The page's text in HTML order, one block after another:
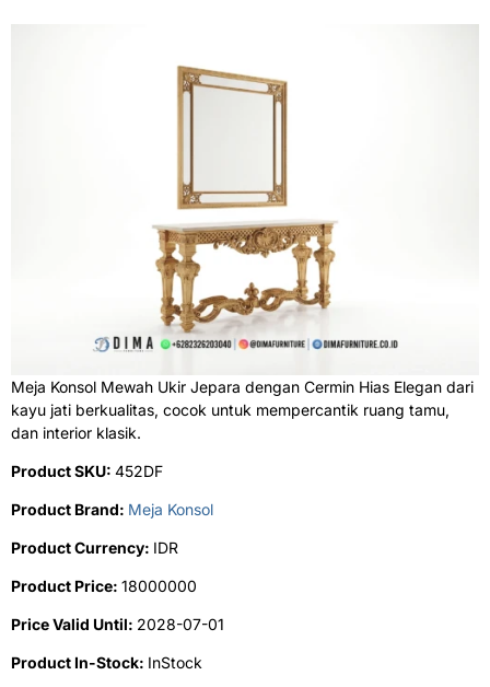
Meja Konsol Mewah Ukir Jepara dengan Cermin Hias Elegan dari
kayu jati berkualitas, cocok untuk mempercantik ruang tamu,
dan interior klasik.
Product SKU: 452DF
Product Brand: Meja Konsol
Product Currency: IDR
Product Price: 18000000
Price Valid Until: 2028-07-01
Product In-Stock: InStock